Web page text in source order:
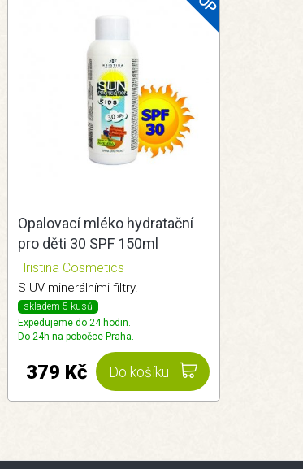
Opalovací mléko hydratační
pro děti 30 SPF 150ml
Hristina
Hristina Cosmetics
S UV minerálními filtry.
skladem 5 kusů
Expedujeme do 24 hodin.
Do 24h na pobočce Praha.
Do košíku
379 Kč